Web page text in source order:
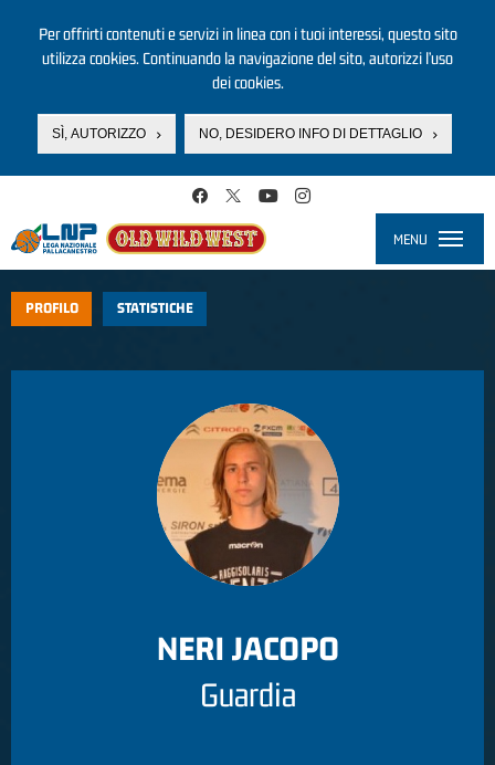
Per offrirti contenuti e servizi in linea con i tuoi interessi, questo sito
utilizza cookies. Continuando la navigazione del sito, autorizzi l’uso
dei cookies.
SÌ, AUTORIZZO NO, DESIDERO INFO DI DETTAGLIO
MENU
PROFILO STATISTICHE
NERI JACOPO
Guardia